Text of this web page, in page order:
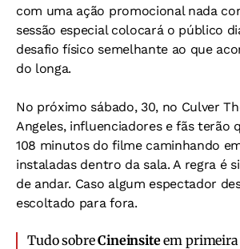
com uma ação promocional nada
sessão especial colocará o público
desafio físico semelhante ao que
do longa.
No próximo sábado, 30, no Culver
Angeles, influenciadores e fãs terão
108 minutos do filme caminhando
instaladas dentro da sala. A regra é
de andar. Caso algum espectador
escoltado para fora.
Tudo sobreCineinsiteem primeira